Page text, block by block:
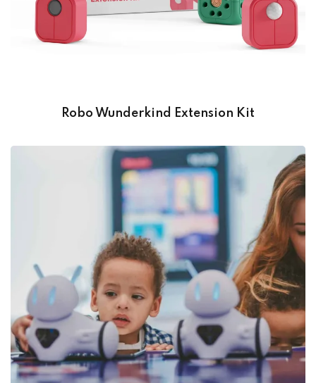
Robo Wunderkind Extension Kit